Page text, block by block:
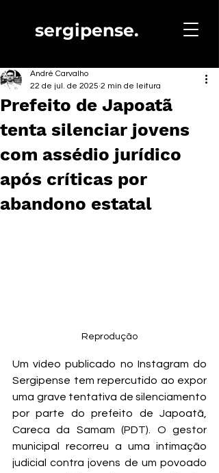
sergipense.
Prefeito de Japoatã
tenta silenciar jovens
com assédio jurídico
após críticas por
abandono estatal
André Carvalho
22 de jul. de 2025 2 min de leitura
Reprodução
Um vídeo publicado no Instagram do
Sergipense tem repercutido ao expor
uma grave tentativa de silenciamento
por parte do prefeito de Japoatã,
Careca da Samam (PDT). O gestor
municipal recorreu a uma intimação
judicial contra jovens de um povoado